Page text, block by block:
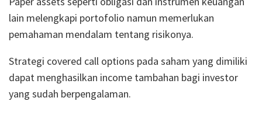
lain melengkapi portofolio namun memerlukan
pemahaman mendalam tentang risikonya.
Strategi covered call options pada saham yang dimiliki
dapat menghasilkan income tambahan bagi investor
yang sudah berpengalaman.